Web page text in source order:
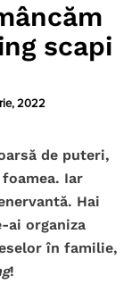
scapi
2022
de puteri,
Iar
Hai
ai organiza
în familie,
!